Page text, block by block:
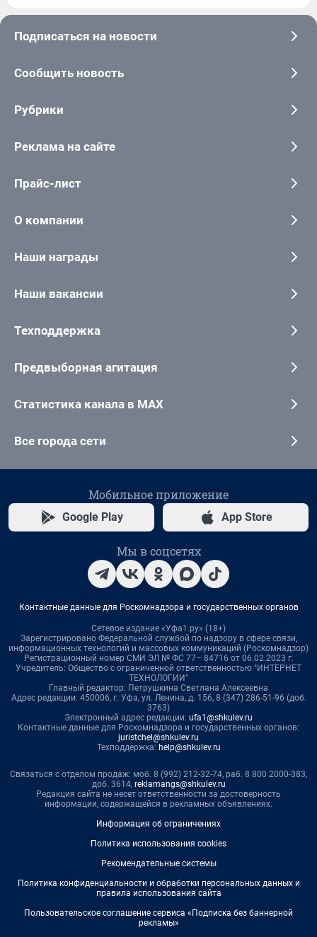
Подписаться на новости
Сообщить новость
Рубрики
Реклама на сайте
Прайс-лист
О компании
Наши награды
Наши вакансии
Техподдержка
Предвыборная агитация
Статистика канала в MAX
Все города сети
Мобильное приложение
Google Play App Store
Мы в соцсетях
Контактные данные для Роскомнадзора и государственных органов
Сетевое издание «Уфа1.ру» (18+)
Зарегистрировано Федеральной службой по надзору в сфере связи,
информационных технологий и массовых коммуникаций (Роскомнадзор)
Регистрационный номер СМИ ЭЛ № ФС 77– 84716 от 06.02.2023 г.
Учредитель: Общество с ограниченной ответственностью "ИНТЕРНЕТ
ТЕХНОЛОГИИ"
Главный редактор: Петрушкина Светлана Алексеевна
Адрес редакции: 450006, г. Уфа, ул. Ленина, д. 156, 8 (347) 286-51-96 (доб.
3763)
Электронный адрес редакции: ufa1@shkulev.ru
Контактные данные для Роскомнадзора и государственных органов:
juristchel@shkulev.ru
Техподдержка: help@shkulev.ru
Связаться с отделом продаж: моб. 8 (992) 212-32-74, раб. 8 800 2000-383,
доб. 3614, reklamangs@shkulev.ru
Редакция сайта не несет ответственности за достоверность
информации, содержащейся в рекламных объявлениях.
Информация об ограничениях
Политика использования cookies
Рекомендательные системы
Политика конфиденциальности и обработки персональных данных и
правила использования сайта
Пользовательское соглашение сервиса «Подписка без баннерной
рекламы»